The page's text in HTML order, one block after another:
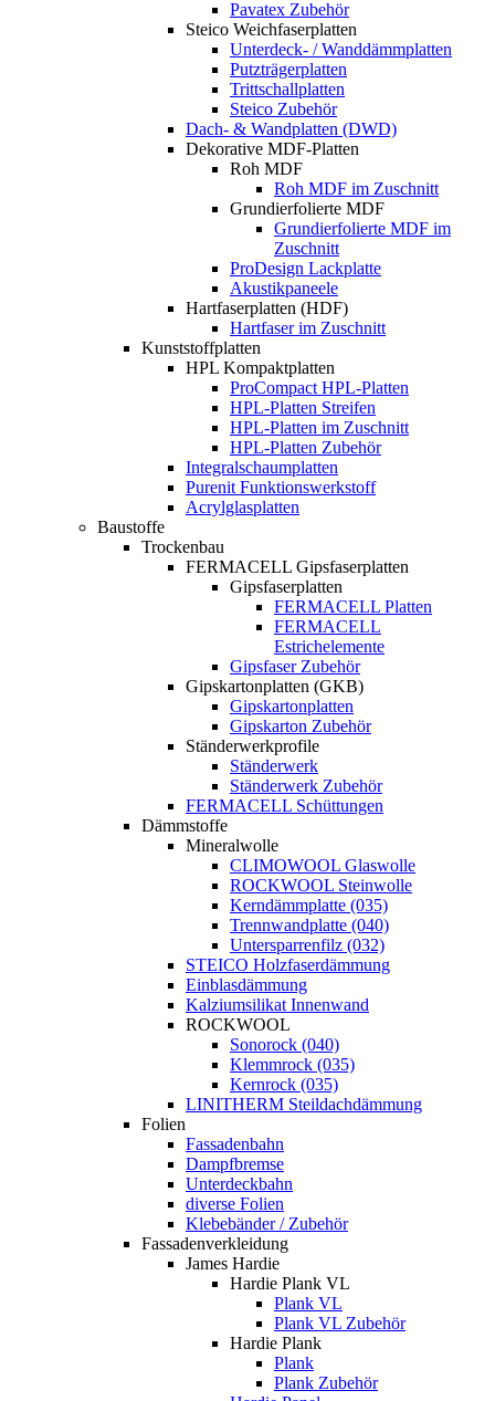
Pavatex Zubehör
Steico Weichfaserplatten
Unterdeck- / Wanddämmplatten
Putzträgerplatten
Trittschallplatten
Steico Zubehör
Dach- & Wandplatten (DWD)
Dekorative MDF-Platten
Roh MDF
Roh MDF im Zuschnitt
Grundierfolierte MDF
Grundierfolierte MDF im
Zuschnitt
ProDesign Lackplatte
Akustikpaneele
Hartfaserplatten (HDF)
Hartfaser im Zuschnitt
Kunststoffplatten
HPL Kompaktplatten
ProCompact HPL-Platten
HPL-Platten Streifen
HPL-Platten im Zuschnitt
HPL-Platten Zubehör
Integralschaumplatten
Purenit Funktionswerkstoff
Acrylglasplatten
Baustoffe
Trockenbau
FERMACELL Gipsfaserplatten
Gipsfaserplatten
FERMACELL Platten
FERMACELL
Estrichelemente
Gipsfaser Zubehör
Gipskartonplatten (GKB)
Gipskartonplatten
Gipskarton Zubehör
Ständerwerkprofile
Ständerwerk
Ständerwerk Zubehör
FERMACELL Schüttungen
Dämmstoffe
Mineralwolle
CLIMOWOOL Glaswolle
ROCKWOOL Steinwolle
Kerndämmplatte (035)
Trennwandplatte (040)
Untersparrenfilz (032)
STEICO Holzfaserdämmung
Einblasdämmung
Kalziumsilikat Innenwand
ROCKWOOL
Sonorock (040)
Klemmrock (035)
Kernrock (035)
LINITHERM Steildachdämmung
Folien
Fassadenbahn
Dampfbremse
Unterdeckbahn
diverse Folien
Klebebänder / Zubehör
Fassadenverkleidung
James Hardie
Hardie Plank VL
Plank VL
Plank VL Zubehör
Hardie Plank
Plank
Plank Zubehör